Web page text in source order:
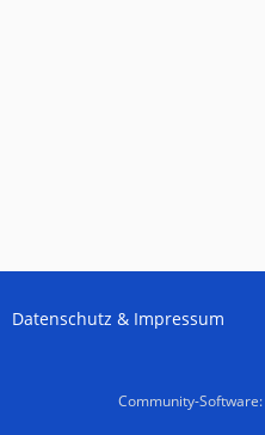
Datenschutz & Impressum
Community-Software: